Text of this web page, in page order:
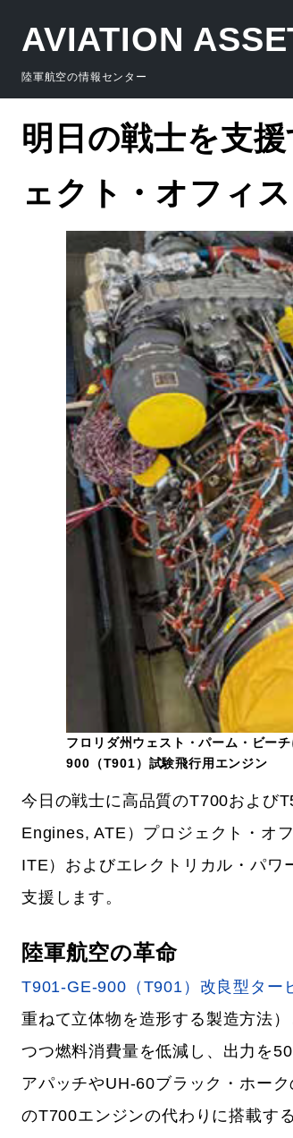
AVIATION
陸軍航空の情報センター
明日の戦士を支
ェクト・オフィス
フロリダ州ウェスト・パーム・ビー
900（T901）試験飛行用エンジン
今日の戦士に高品質のT700および
Engines, ATE）プロジェクト・オ
ITE）およびエレクトリカル・パ
支援します。
陸軍航空の革命
T901-GE-900（T901）改良型ター
重ねて立体物を造形する製造方法
つつ燃料消費量を低減し、出力を
アパッチやUH-60ブラック・ホー
のT700エンジンの代わりに搭載す